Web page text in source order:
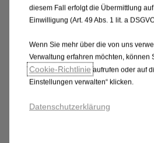
diesem Fall erfolgt die Übermittlung
Einwilligung (Art. 49 Abs. 1 lit. a
Wenn Sie mehr über die von uns
Verwaltung erfahren möchten, können
Cookie‑Richtlinie aufrufen oder auf
Einstellungen verwalten“ klicken.
Datenschutzerklärung